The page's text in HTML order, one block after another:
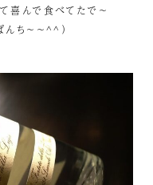
喜んで食べてたで～
んち～～^^）